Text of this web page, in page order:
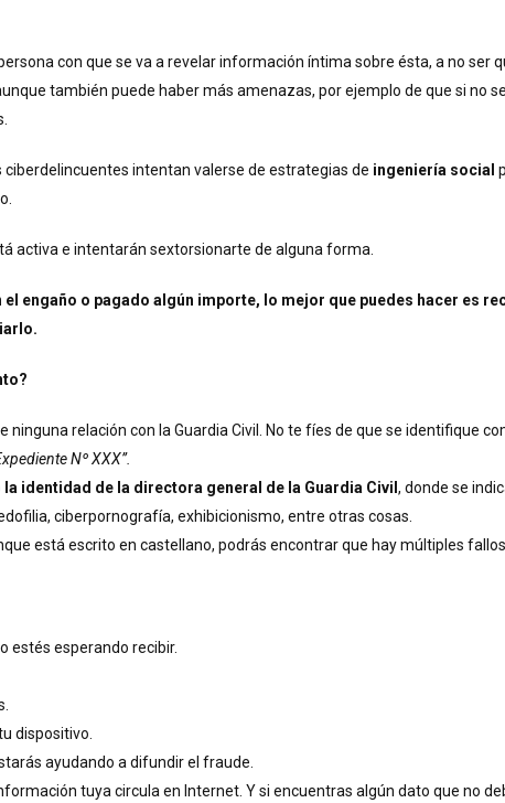
con que se va a revelar información íntima sobre ésta, a no ser
también puede haber más amenazas, por ejemplo de que si no
intentan valerse de estrategias de ingeniería social
activa e intentarán sextorsionarte de alguna forma.
engaño o pagado algún importe, lo mejor que puedes hacer es
ninguna relación con la Guardia Civil. No te fíes de que se identifique
Nº XXX”.
identidad de la directora general de la Guardia Civil , donde se
ciberpornografía, exhibicionismo, entre otras cosas.
está escrito en castellano, podrás encontrar que hay múltiples
estés esperando recibir.
dispositivo.
ayudando a difundir el fraude.
tuya circula en Internet. Y si encuentras algún dato que no